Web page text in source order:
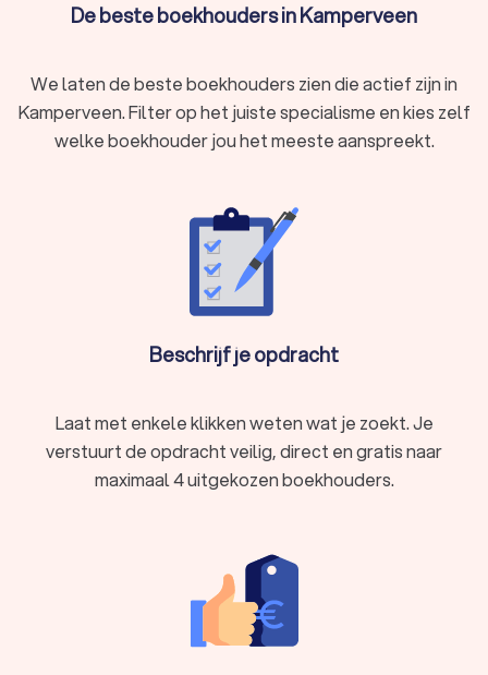
De beste boekhouders in Kamperveen
We laten de beste boekhouders zien die actief zijn in
Kamperveen. Filter op het juiste specialisme en kies zelf
welke boekhouder jou het meeste aanspreekt.
Beschrijf je opdracht
Laat met enkele klikken weten wat je zoekt. Je
verstuurt de opdracht veilig, direct en gratis naar
maximaal 4 uitgekozen boekhouders.